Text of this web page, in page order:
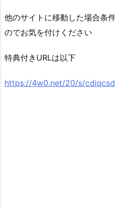
他のサイトに移動した場合条
のでお気を付けください
特典付きURLは以下
https://4w0.net/20/s/cdiqcsd